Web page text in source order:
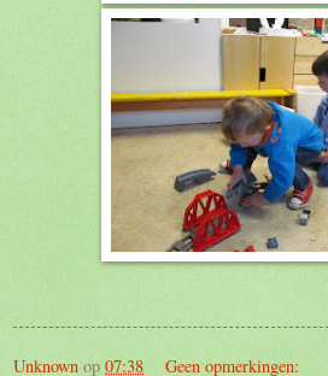
Unknown op 07:38 Geen opmerkingen: